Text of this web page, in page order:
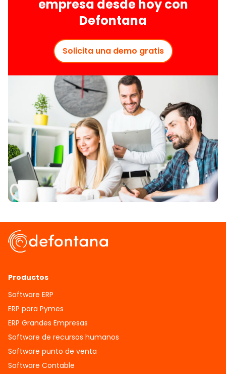
empresa desde hoy con
Defontana
Solicita una demo gratis
Productos
Software ERP
ERP para Pymes
ERP Grandes Empresas
Software de recursos humanos
Software punto de venta
Software Contable